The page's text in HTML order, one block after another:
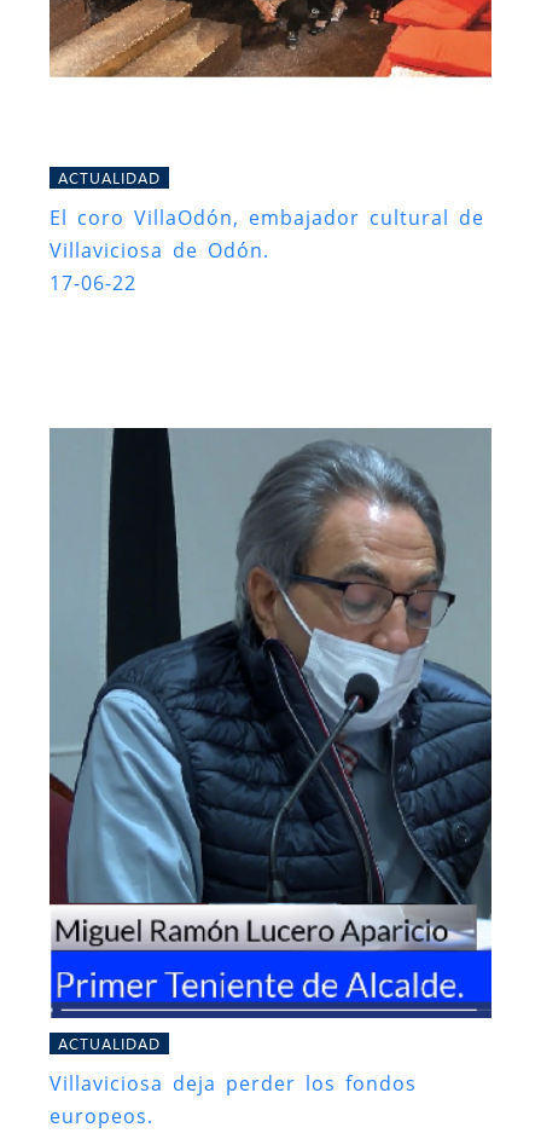
ACTUALIDAD
El coro VillaOdón, embajador cultural de
Villaviciosa de Odón.
17-06-22
ACTUALIDAD
Villaviciosa deja perder los fondos
europeos.